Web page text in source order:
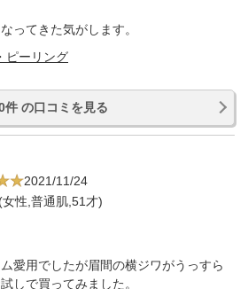
ってきた気がします。
ピーリング
件 の口コミを見る
2021/11/24
性,普通肌,51才)
愛用でしたが眉間の横ジワがうっすら
しで買ってみました。